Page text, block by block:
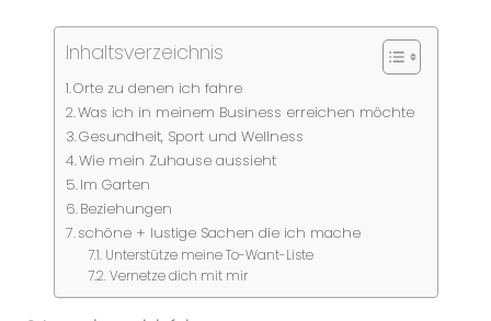
Inhaltsverzeichnis
Orte zu denen ich fahre
Was ich in meinem Business erreichen möchte
Gesundheit, Sport und Wellness
Wie mein Zuhause aussieht
Im Garten
Beziehungen
schöne + lustige Sachen die ich mache
Unterstütze meine To-Want-Liste
Vernetze dich mit mir